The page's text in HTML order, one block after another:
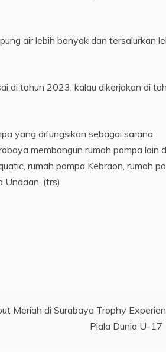
air lebih banyak dan tersalurkan
di tahun 2023, kalau dikerjakan di
yang difungsikan sebagai sarana
membangun rumah pompa lain
rumah pompa Kebraon, rumah
Undaan. (trs)
Meriah di Surabaya Trophy
Piala Dunia U-17